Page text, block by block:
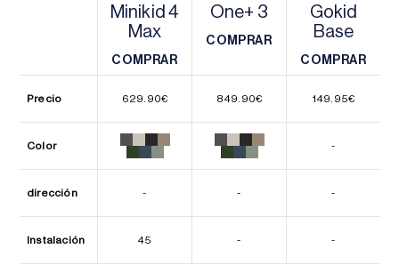
Minikid 4
Max
COMPRAR
COMPRAR
One+ 3
COMPRAR
Gokid
Base
COMPRAR
COMPRAR
Precio 629.90€ 849.90€ 149.95€
Color -
dirección - - -
Instalación 45 - -